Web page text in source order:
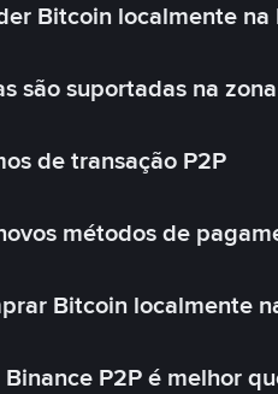
Bitcoin localmente na
são suportadas na
de transação P2P
métodos de
Bitcoin localmente
P2P é melhor